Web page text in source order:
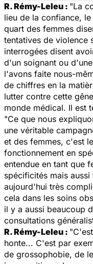
R. Rémy-Leleu : "La
lieu de la confiance,
quart des femmes
tentatives de violence
interrogées disent
d'un soignant ou
l'avons faite nous-
de chiffres en la
lutter contre cette
monde médical. Il est
"Ce que nous
une véritable
et des femmes, c'est
fonctionnement en
entendue en tant que
spécificités mais
aujourd'hui très
cela dans les soins
il y a aussi beaucoup
consultations
R. Rémy-Leleu :
honte... C'est par
de grossophobie, de